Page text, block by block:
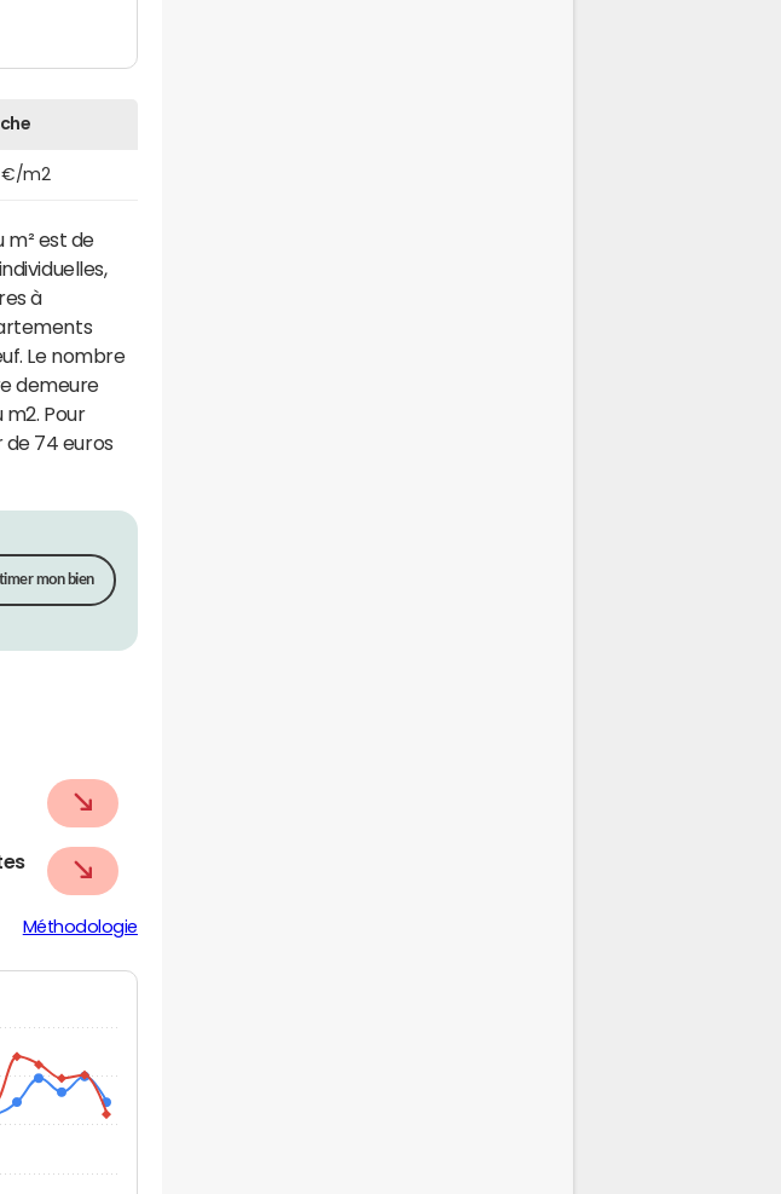
€/m2
m² est de
à
Le nombre
demeure
m2. Pour
74 euros
mon bien
Méthodologie